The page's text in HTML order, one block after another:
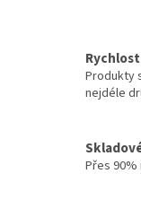
Produkty
nejdéle
Přes